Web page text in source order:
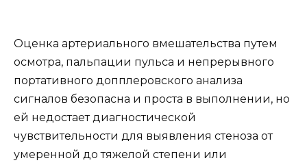
Оценка артериального вмешательства путем
осмотра, пальпации пульса и непрерывного
портативного допплеровского анализа
сигналов безопасна и проста в выполнении, но
ей недостает диагностической
чувствительности для выявления стеноза от
умеренной до тяжелой степени или